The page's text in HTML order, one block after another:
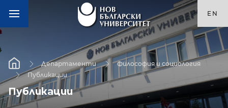
EN
Департаменти
Философия и социология
Публикации
Публикации